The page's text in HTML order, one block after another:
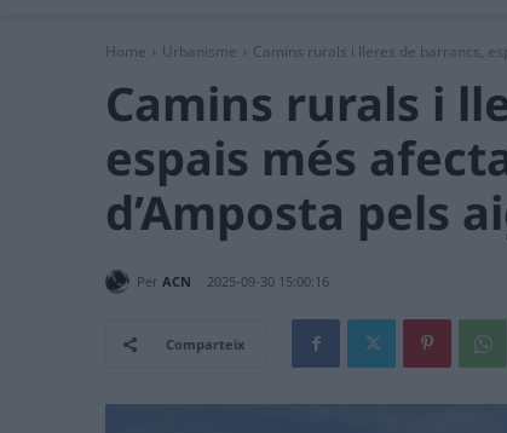
Home Urbanisme Camins rurals i lleres de barrancs,
Camins rurals i
espais més
d’Amposta pels
Per ACN 2025-09-30 15:00:16
Comparteix